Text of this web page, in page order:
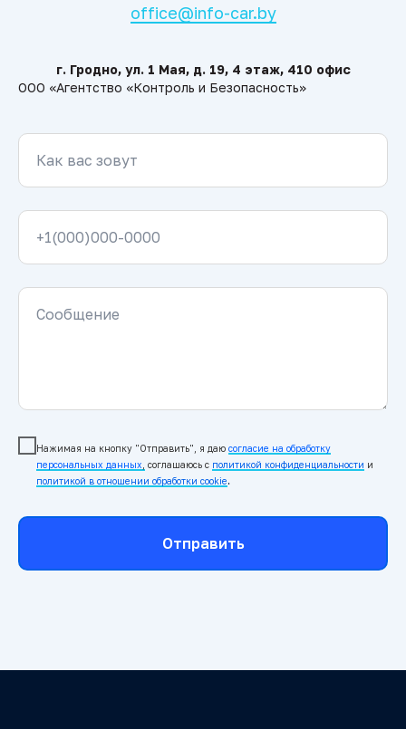
office@info-car.by
г. Гродно, ул. 1 Мая, д. 19, 4 этаж, 410 офис
ООО «Агентство «Контроль и Безопасность»
Как вас зовут
+1(000)000-0000
Сообщение
Нажимая на кнопку "Отправить", я даю согласие на обработку
персональных данных соглашаюсь c политикой конфиденциальности и
политикой в отношении обработки cookie.
Отправить